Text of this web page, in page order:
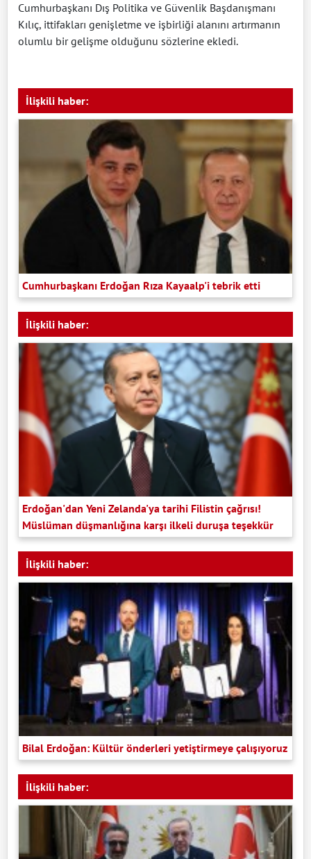
Cumhurbaşkanı Dış Politika ve Güvenlik Başdanışmanı
Kılıç, ittifakları genişletme ve işbirliği alanını artırmanın
olumlu bir gelişme olduğunu sözlerine ekledi.
İlişkili haber:
Cumhurbaşkanı Erdoğan Rıza Kayaalp'i tebrik etti
İlişkili haber:
Erdoğan'dan Yeni Zelanda'ya tarihi Filistin çağrısı!
Müslüman düşmanlığına karşı ilkeli duruşa teşekkür
İlişkili haber:
Bilal Erdoğan: Kültür önderleri yetiştirmeye çalışıyoruz
İlişkili haber: